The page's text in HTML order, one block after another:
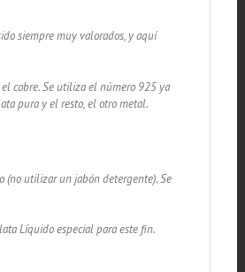
siempre muy valorados, y aquí
cobre. Se utiliza el número 925 ya
pura y el resto, el otro metal.
(no utilizar un jabón detergente). Se
Líquido especial para este fin.